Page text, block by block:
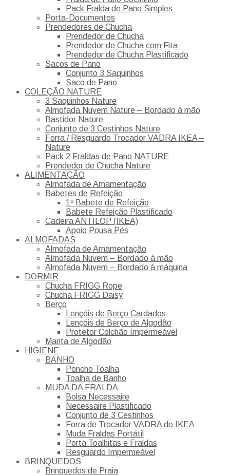
Pack Fralda de Pano Simples
Porta-Documentos
Prendedores de Chucha
Prendedor de Chucha
Prendedor de Chucha com Fita
Prendedor de Chucha Plastificado
Sacos de Pano
Conjunto 3 Saquinhos
Saco de Pano
COLEÇÃO NATURE
3 Saquinhos Nature
Almofada Nuvem Nature – Bordado à mão
Bastidor Nature
Conjunto de 3 Cestinhos Nature
Forra / Resguardo Trocador VADRA IKEA –
Nature
Pack 2 Fraldas de Pano NATURE
Prendedor de Chucha Nature
ALIMENTAÇÃO
Almofada de Amamentação
Babetes de Refeição
1º Babete de Refeição
Babete Refeição Plastificado
Cadeira ANTILOP (IKEA)
Apoio Pousa Pés
ALMOFADAS
Almofada de Amamentação
Almofada Nuvem – Bordado à mão
Almofada Nuvem – Bordado à máquina
DORMIR
Chucha FRIGG Rope
Chucha FRIGG Daisy
Berço
Lençóis de Berço Cardados
Lençóis de Berço de Algodão
Protetor Colchão Impermeável
Manta de Algodão
HIGIENE
BANHO
Poncho Toalha
Toalha de Banho
MUDA DA FRALDA
Bolsa Necessaire
Necessaire Plastificado
Conjunto de 3 Cestinhos
Forra de Trocador VADRA do IKEA
Muda Fraldas Portátil
Porta Toalhitas e Fraldas
Resguardo Impermeável
BRINQUEDOS
Brinquedos de Praia